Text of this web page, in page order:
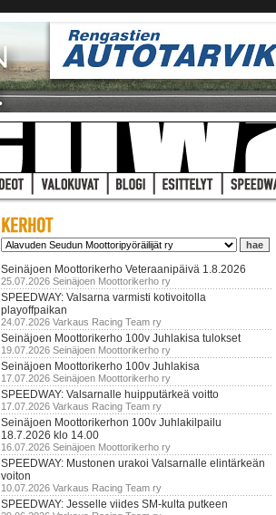
Seinäjoen Moottorikerho Veteraanipäivä 1.8.2026
25.07.2026 Seinäjoen Moottorikerho ry
SPEEDWAY: Valsarna varmisti kotivoitolla
playoffpaikan
24.07.2026 Varkaus Racing Team ry
Seinäjoen Moottorikerho 100v Juhlakisa tulokset
19.07.2026 Seinäjoen Moottorikerho ry
Seinäjoen Moottorikerho 100v Juhlakisa
17.07.2026 Seinäjoen Moottorikerho ry
SPEEDWAY: Valsarnalle huipputärkeä voitto
17.07.2026 Varkaus Racing Team ry
Seinäjoen Moottorikerhon 100v Juhlakilpailu
18.7.2026 klo 14.00
16.07.2026 Seinäjoen Moottorikerho ry
SPEEDWAY: Mustonen urakoi Valsarnalle elintärkeän
voiton
10.07.2026 Varkaus Racing Team ry
SPEEDWAY: Jesselle viides SM-kulta putkeen